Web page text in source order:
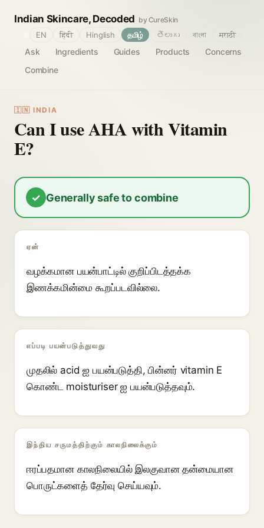
Indian Skincare, Decoded by CureSkin
Ask Ingredients Guides Products
Concerns
Combine
EN हिंदी Hinglish தமிழ் తెలుగు বাংলা मराठी
🇮🇳 INDIA
Can I use AHA with Vitamin
E?
✓ Generally safe to combine
ஏன்
வழக்கமான பயன்பாட்டில் குறிப்பிடத்தக்க
இணக்கமின்மை கூறப்படவில்லை.
எப்படி பயன்படுத்துவது
முதலில் acid ஐ பயன்படுத்தி, பின்னர் vitamin E
கொண்ட moisturiser ஐ பயன்படுத்தவும்.
இந்திய சருமத்திற்கும் காலநிலைக்கும்
ஈரப்பதமான காலநிலையில் இலகுவான தன்மையான
பொருட்களைத் தேர்வு செய்யவும்.